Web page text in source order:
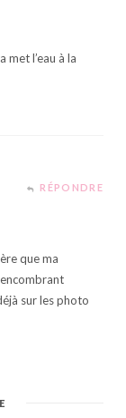
met l’eau à la
RÉPONDRE
que ma
sur les photo